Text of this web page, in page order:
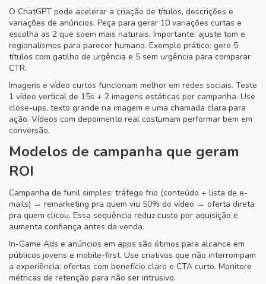
O ChatGPT pode acelerar a criação de títulos, descrições e
variações de anúncios. Peça para gerar 10 variações curtas e
escolha as 2 que soem mais naturais. Importante: ajuste tom e
regionalismos para parecer humano. Exemplo prático: gere 5
títulos com gatilho de urgência e 5 sem urgência para comparar
CTR.
Imagens e vídeo curtos funcionam melhor em redes sociais. Teste
1 vídeo vertical de 15s + 2 imagens estáticas por campanha. Use
close-ups, texto grande na imagem e uma chamada clara para
ação. Vídeos com depoimento real costumam performar bem em
conversão.
Modelos de campanha que geram
ROI
Campanha de funil simples: tráfego frio (conteúdo + lista de e-
mails) → remarketing pra quem viu 50% do vídeo → oferta direta
pra quem clicou. Essa sequência reduz custo por aquisição e
aumenta confiança antes da venda.
In-Game Ads e anúncios em apps são ótimos para alcance em
públicos jovens e mobile-first. Use criativos que não interrompam
a experiência: ofertas com benefício claro e CTA curto. Monitore
métricas de retenção para não ser intrusivo.